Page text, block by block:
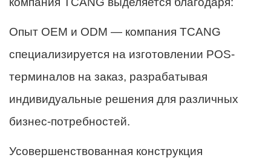
Опыт OEM и ODM — компания TCANG
специализируется на изготовлении POS-
терминалов на заказ, разрабатывая
индивидуальные решения для различных
бизнес-потребностей.
Усовершенствованная конструкция